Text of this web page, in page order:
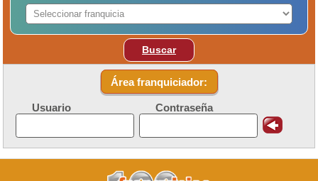
Buscar
Área franquiciador:
Usuario Contraseña